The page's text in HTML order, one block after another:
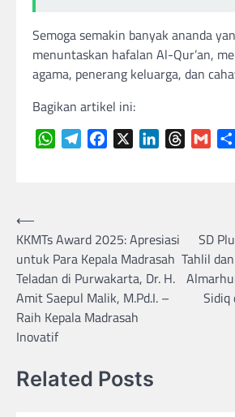
Semoga semakin banyak ananda
menuntaskan hafalan Al-Qur’an,
agama, penerang keluarga, dan
Bagikan artikel ini:
WhatsAppTelegramFacebook LinkedInThreads
Gmail
Navigasi
pos
⟵
KKMTs Award 2025: Apresiasi
untuk Para Kepala Madrasah
Teladan di Purwakarta, Dr. H.
Amit Saepul Malik, M.Pd.I. –
Raih Kepala Madrasah
Inovatif
SD
Tahlil
Sidiq
Related Posts